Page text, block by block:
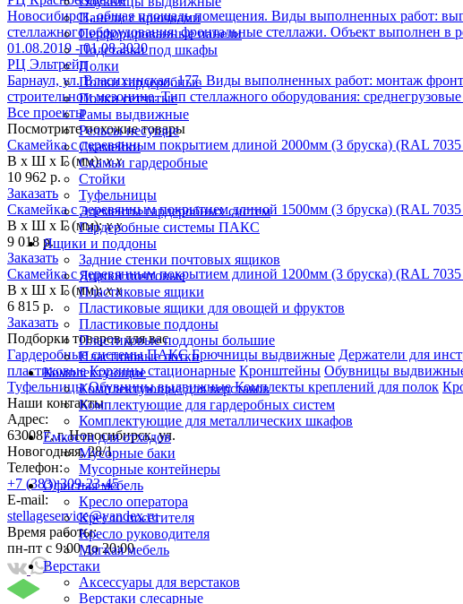
Панели с крючками
Перфорированные панели
Подставки под шкафы
Полки
Полки гардеробные
Полки сетчатые
Рамы выдвижные
Рельсы несущие
Скамейки
Скамьи гардеробные
Стойки
Туфельницы
Элементы гардеробных систем
Гардеробные системы ПАКС
Ящики и поддоны
Задние стенки почтовых ящиков
Ящики почтовые
Пластиковые ящики
Пластиковые ящики для овощей и фруктов
Пластиковые поддоны
Пластиковые поддоны большие
Пластиковые лотки
Комплектующие
Комплектующие для верстаков
Комплектующие для гардеробных систем
Комплектующие для металлических шкафов
Емкости для отходов
Мусорные баки
Мусорные контейнеры
Офисная мебель
Кресло оператора
Кресло посетителя
Кресло руководителя
Мягкая мебель
Верстаки
Аксессуары для верстаков
Верстаки слесарные
Новосибирск, общая площадь помещения. Виды выполненных работ:
стеллажного оборудования: фронтальные стеллажи. Объект выполнен в
01.08.2019 - 01.08.2020
РЦ Эльтрейд
Барнаул, ул. Власихинская, 177. Виды выполненных работ: монтаж
строительном мезонине. Тип стеллажного оборудования:
Все проекты
Посмотрите похожие товары
Скамейка с деревянным покрытием длиной 2000мм (3 бруска) (RAL
В х Ш х Г (мм):х х
10 962 р.
Заказать
Скамейка с деревянным покрытием длиной 1500мм (3 бруска) (RAL
В х Ш х Г (мм):х х
9 018 р.
Заказать
Скамейка с деревянным покрытием длиной 1200мм (3 бруска) (RAL
В х Ш х Г (мм):х х
6 815 р.
Заказать
Подборки товаров для вас
Гардеробные системы ПАКС Брючницы выдвижные Держатели для
пластиковые Корзины стационарные Кронштейны Обувницы
Туфельницы Обувницы выдвижные Комплекты креплений для полок
Наши контакты
Адрес:
630087, г. Новосибирск, ул.
Новогодняя, 28/1
Телефон:
+7 (383) 309-23-45
E-mail:
stellageservice@yandex.ru
Время работы:
пн-пт с 9:00 до 20:00